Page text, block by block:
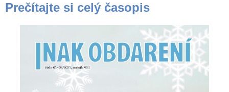
Prečítajte si celý časopis